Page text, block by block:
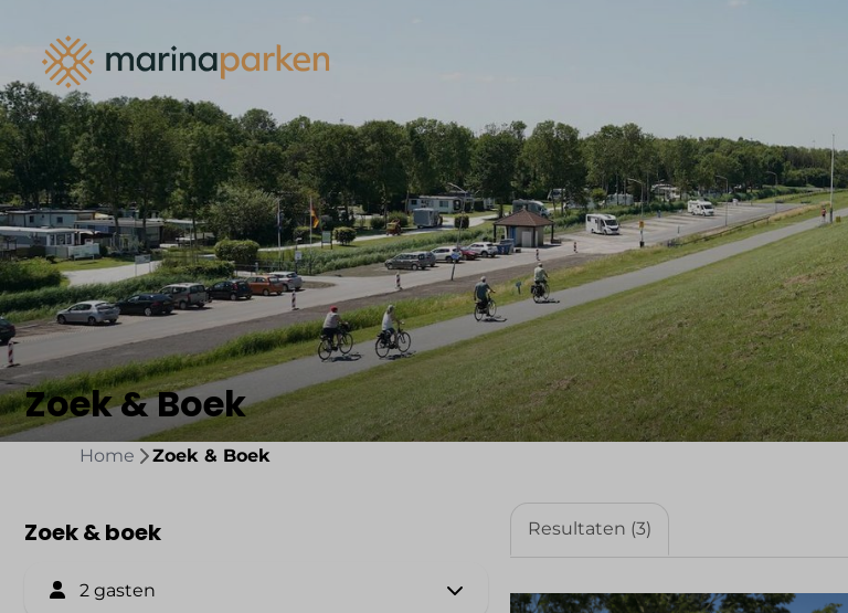
Zoek & Boek
Home Zoek & Boek
Zoek & boek
2 gasten
Resultaten (3)